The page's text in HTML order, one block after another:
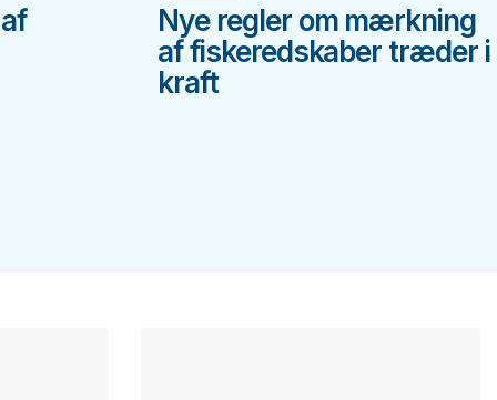
Nye regler om mærkning
af fiskeredskaber træder i
kraft